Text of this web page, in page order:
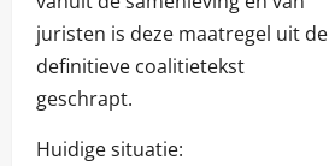
juristen is deze maatregel uit de
definitieve coalitietekst
geschrapt.
Huidige situatie: